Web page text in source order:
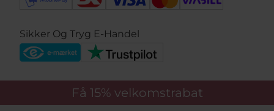
Sikker Og Tryg E-Handel
Få 15% velkomstrabat